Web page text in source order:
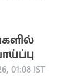
01:08 IST